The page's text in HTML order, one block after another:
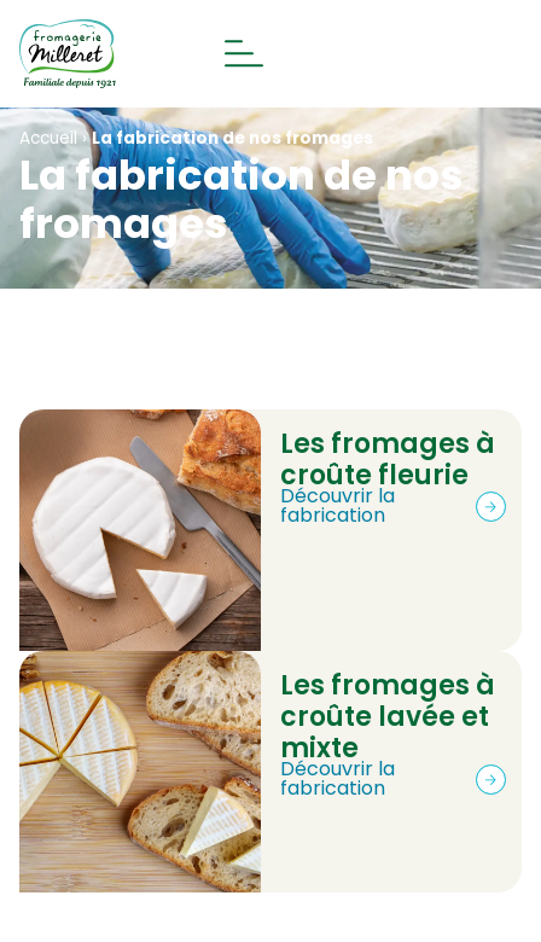
Accueil›La fabrication de nos fromages
La fabrication de nos
fromages
Les fromages à
croûte fleurie
Découvrir la
fabrication
Les fromages à
croûte lavée et
mixte
Découvrir la
fabrication